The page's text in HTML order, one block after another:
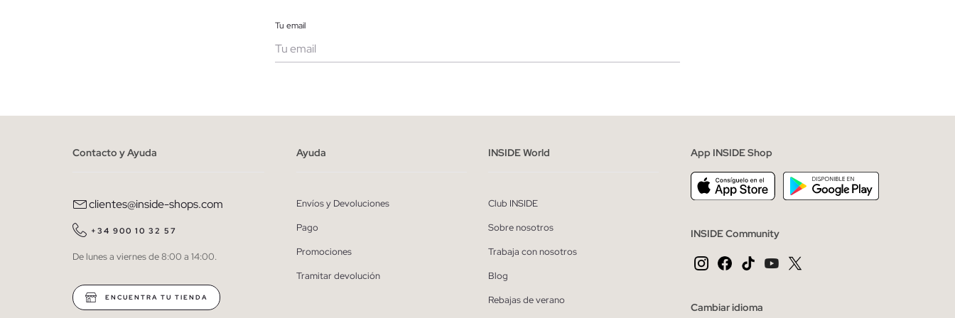
Tu email
* Puedes cancelar la suscripción en cualquier momento.
Contacto y Ayuda
clientes@inside-shops.com
+34 900 10 32 57
De lunes a viernes de 8:00 a 14:00.
ENCUENTRA TU TIENDA
Ayuda
Envíos y Devoluciones
Pago
Promociones
Tramitar devolución
INSIDE World
Club INSIDE
Sobre nosotros
Trabaja con nosotros
Blog
Rebajas de verano
App INSIDE Shop
INSIDE Community
Cambiar idioma